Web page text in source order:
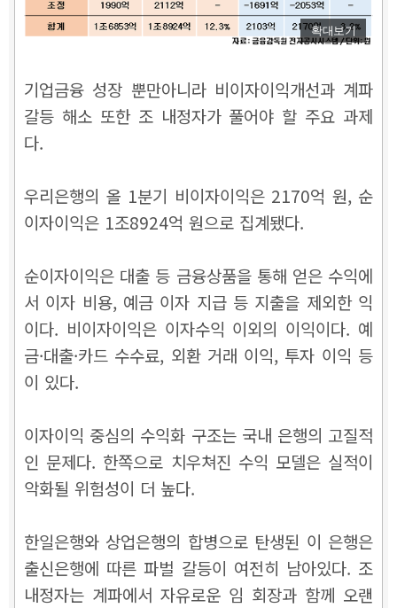
확대보기
기업금융 성장 뿐만아니라 비이자이익개선과 계파
갈등 해소 또한 조 내정자가 풀어야 할 주요 과제
다.
우리은행의 올 1분기 비이자이익은 2170억 원, 순
이자이익은 1조8924억 원으로 집계됐다.
순이자이익은 대출 등 금융상품을 통해 얻은 수익에
서 이자 비용, 예금 이자 지급 등 지출을 제외한 익
이다. 비이자이익은 이자수익 이외의 이익이다. 예
금·대출·카드 수수료, 외환 거래 이익, 투자 이익 등
이 있다.
이자이익 중심의 수익화 구조는 국내 은행의 고질적
인 문제다. 한쪽으로 치우쳐진 수익 모델은 실적이
악화될 위험성이 더 높다.
한일은행와 상업은행의 합병으로 탄생된 이 은행은
출신은행에 따른 파벌 갈등이 여전히 남아있다. 조
내정자는 계파에서 자유로운 임 회장과 함께 오랜